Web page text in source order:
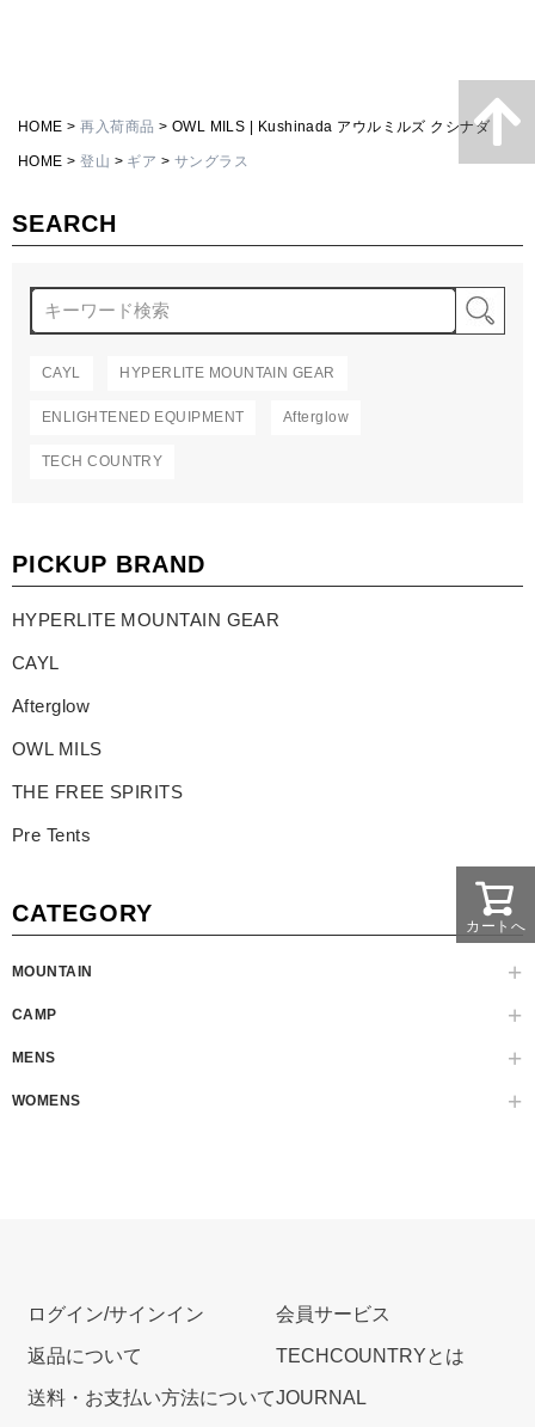
SEARCH
CAYL HYPERLITE MOUNTAIN GEAR
ENLIGHTENED EQUIPMENT Afterglow
TECH COUNTRY
PICKUP BRAND
HYPERLITE MOUNTAIN GEAR
CAYL
Afterglow
OWL MILS
THE FREE SPIRITS
Pre Tents
CATEGORY
MOUNTAIN
CAMP
MENS
WOMENS
HOME 再入荷商品 OWL MILS | Kushinada アウルミルズ クシナダ
HOME 登山 ギア サングラス
カートへ
ログイン/サインイン
返品について
送料・お支払い方法について
会員サービス
TECHCOUNTRYとは
JOURNAL